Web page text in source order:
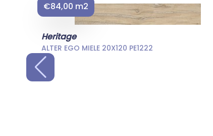
€84,00 m2
Heritage
ALTER EGO MIELE 20X120 PE1222